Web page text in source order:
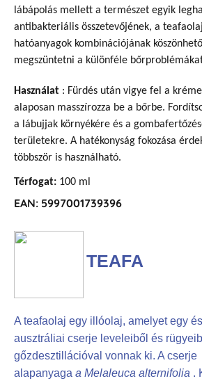
lábápolás mellett a természet egyik
antibakteriális összetevőjének, a
hatóanyagok kombinációjának
megszüntetni a különféle
Használat: Fürdés után vigye fel a
alaposan masszírozza be a bőrbe.
a lábujjak környékére és a
területekre. A hatékonyság fokozása
többször is használható.
Térfogat:100 ml
EAN: 5997001739396
TEAFA
A teafaolaj egy illóolaj, amelyet egy
ausztráliai cserje leveleiből és
gőzdesztillációval vonnak ki. A cserje
alapanyaga a Melaleuca alternifolia .